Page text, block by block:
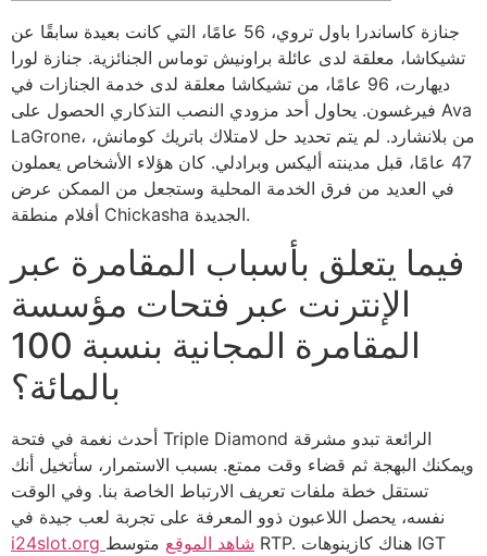
جنازة كاساندرا باول تروي، 56 عامًا، التي كانت بعيدة سابقًا عن
تشيكاشا، معلقة لدى عائلة براونيش توماس الجنائزية. جنازة لورا
ديهارت، 96 عامًا، من تشيكاشا معلقة لدى خدمة الجنازات في
فيرغسون. يحاول أحد مزودي النصب التذكاري الحصول على Ava
LaGrone، من بلانشارد. لم يتم تحديد حل لامتلاك باتريك كومانش،
47 عامًا، قبل مدينته أليكس وبرادلي.
كان هؤلاء الأشخاص يعملون
في العديد من فرق الخدمة المحلية وستجعل من الممكن عرض
أفلام منطقة Chickasha الجديدة.
فيما يتعلق بأسباب المقامرة عبر
الإنترنت عبر فتحات مؤسسة
المقامرة المجانية بنسبة 100
بالمائة؟
أحدث نغمة في فتحة Triple Diamond الرائعة تبدو مشرقة
ويمكنك البهجة ثم قضاء وقت ممتع. بسبب الاستمرار، سأتخيل أنك
تستقل خطة ملفات تعريف الارتباط الخاصة بنا. وفي الوقت
نفسه، يحصل اللاعبون ذوو المعرفة على تجربة لعب جيدة في
i24slot.org شاهد الموقع متوسط ​​RTP. هناك كازينوهات IGT